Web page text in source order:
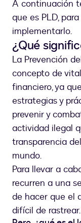
A continuación
que es PLD,
implementarlo.
¿Qué
La Prevención
concepto de
financiero, ya
estrategias y
prevenir y
actividad ilegal
transparencia
mundo.
Para llevar a
recurren a una
de hacer que el
difícil de rastrear.